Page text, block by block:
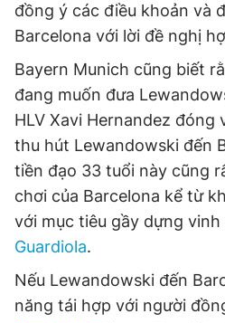
đồng ý các điều khoản và
Barcelona với lời đề nghị
Bayern Munich cũng biết
đang muốn đưa
HLV Xavi Hernandez
thu hút Lewandowski đến
tiền đạo 33 tuổi này cũng
chơi của Barcelona kể từ
với mục tiêu gầy dựng
Guardiola.
Nếu Lewandowski đến
năng tái hợp với người